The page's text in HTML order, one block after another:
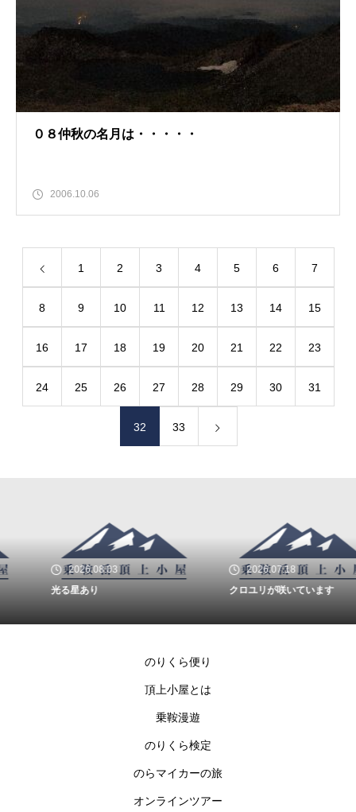
０８仲秋の名月は・・・・・
2006.10.06
1 2 3 4 5 6 7
8 9 10 11 12 13 14 15
16 17 18 19 20 21 22 23
24 25 26 27 28 29 30 31
32 33
2026.08.03
光る星あり
2026.07.18
クロユリが咲いています
のりくら便り
頂上小屋とは
乗鞍漫遊
のりくら検定
のらマイカーの旅
オンラインツアー